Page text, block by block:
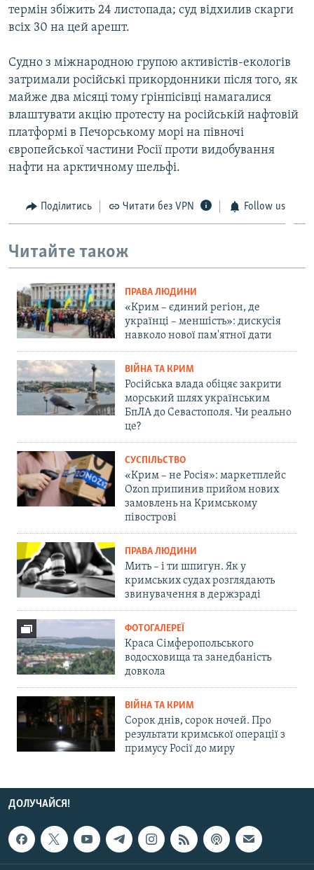
термін збіжить 24 листопада; суд відхилив скарги
всіх 30 на цей арешт.
Судно з міжнародною групою активістів-екологів
затримали російські прикордонники після того, як
майже два місяці тому ґрінпісівці намагалися
влаштувати акцію протесту на російській нафтовій
платформі в Печорському морі на півночі
європейської частини Росії проти видобування
нафти на арктичному шельфі.
Поділитись Читати без VPN Follow us
Читайте також
ПРАВА ЛЮДИНИ
«Крим – єдиний регіон, де
українці – меншість»: дискусія
навколо нової пам'ятної дати
ВІЙНА ТА КРИМ
Російська влада обіцяє закрити
морський шлях українським
БпЛА до Севастополя. Чи реально
це?
СУСПІЛЬСТВО
«Крим – не Росія»: маркетплейс
Ozon припинив прийом нових
замовлень на Кримському
півострові
ПРАВА ЛЮДИНИ
Мить – і ти шпигун. Як у
кримських судах розглядають
звинувачення в держзраді
ФОТОГАЛЕРЕЇ
Краса Сімферопольського
водосховища та занедбаність
довкола
ВІЙНА ТА КРИМ
Сорок днів, сорок ночей. Про
результати кримської операції з
примусу Росії до миру
ДОЛУЧАЙСЯ!